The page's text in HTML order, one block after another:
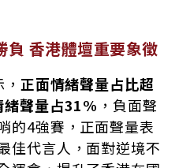
負 香港體壇重要象徵
正面情緒聲量占比超
緒聲量占31% ，負面聲
的4強賽，正面聲量表
佳代言人，面對逆境不